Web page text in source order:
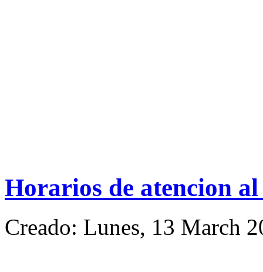
Horarios de atencion
Creado: Lunes, 13 March